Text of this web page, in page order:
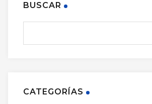
BUSCAR
CATEGORÍAS